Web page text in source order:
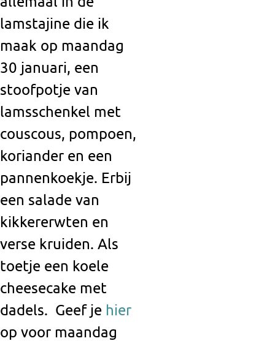
lamstajine die ik
maak op maandag
30 januari, een
stoofpotje van
lamsschenkel met
couscous, pompoen,
koriander en een
pannenkoekje. Erbij
een salade van
kikkererwten en
verse kruiden. Als
toetje een koele
cheesecake met
dadels. Geef je hier
op voor maandag